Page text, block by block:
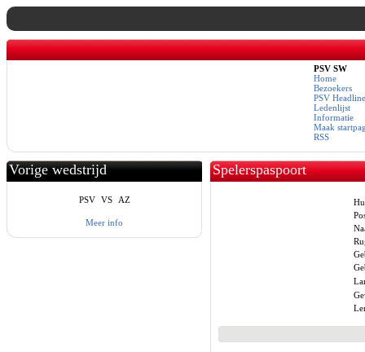
PSV SW
Home
Bezoekers
PSV
Ledenlijst
Informatie
Maak
RSS
Vorige wedstrijd
PSV VS AZ
Meer info
Spelerspaspoort